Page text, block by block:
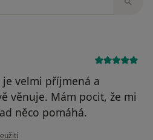
velmi příjmená a
věnuje. Mám pocit, že mi
něco pomáhá.
uživatele a.vejrostova